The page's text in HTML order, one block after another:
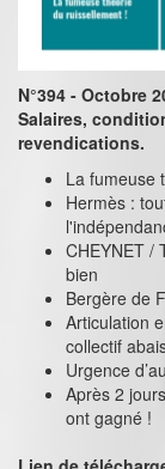
N°394 - Octobre
Salaires,
revendications.
La fumeuse
Hermès :
CHEYNET /
bien
Bergère de
Articulation
collectif
Urgence
Après 2
ont gagné !